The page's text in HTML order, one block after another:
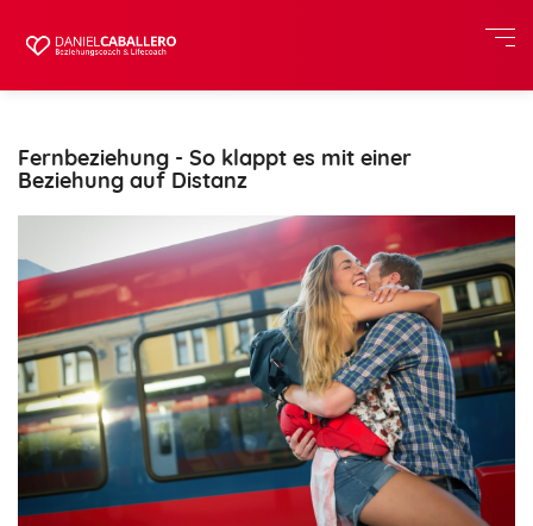
Fernbeziehung - So klappt es mit einer
Beziehung auf Distanz